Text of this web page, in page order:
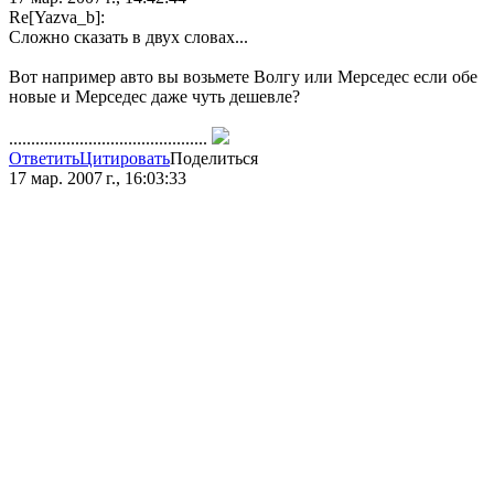
Re[Yazva_b]:
Сложно сказать в двух словах...
Вот например авто вы возьмете Волгу или Мерседес если обе
новые и Мерседес даже чуть дешевле?
.............................................
ОтветитьЦитироватьПоделиться
17 мар. 2007 г., 16:03:33